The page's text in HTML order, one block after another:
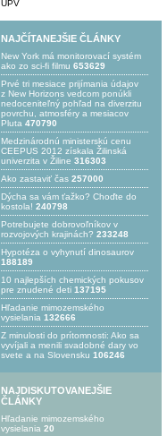
UPV
NAJČÍTANEJŠIE ČLÁNKY
New York má monitorovací systém
ako zo sci-fi filmu 653629
Prvé tri mesiace prijímania údajov
z New Horizons vedcom ponúkli
nedoceniteľný pohľad na diverzitu
povrchu, atmosféry a mesiacov
Pluta 470790
Medzinárodnú ministerskú cenu
CEEPUS 2012 získala Žilinská
univerzita v Žiline 316303
Ako zastaviť čas 257000
Dýcha sa vám ťažko? Choďte do
kostola! 240798
Potrebujet​e dobrovoľníkov v
rozvojovýc​h krajinách? 233248
Hypotéza o vyhynutí dinosaurov
188189
10 najlepších chemických pokusov
pre znudené deti 137195
Hľadanie mimozemského
vysielania 132666
Z minulosti do prítomnosti: Ako sa
vyvíjali a menili svadobné dary vo
svete a na Slovensku 106246
NAJDISKUTOVANEJŠIE
ČLÁNKY
Hľadanie mimozemského
vysielania 20